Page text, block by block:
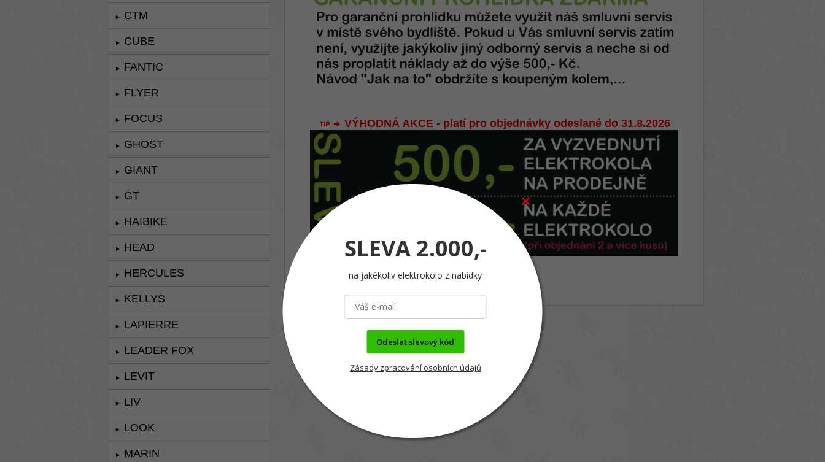
► CTM
► CUBE
► FANTIC
► FLYER
► FOCUS
► GHOST
► GIANT
► GT
► HAIBIKE
► HEAD
► HERCULES
► KELLYS
► LAPIERRE
► LEADER FOX
► LEVIT
► LIV
► LOOK
► MARIN
VÝHODNÁ AKCE - platí pro objednávky odeslané do 31.8.2026
SLEVA 2.000,-
na jakékoliv elektrokolo z nabídky
Odeslat slevový kód
Zásady zpracování osobních údajů